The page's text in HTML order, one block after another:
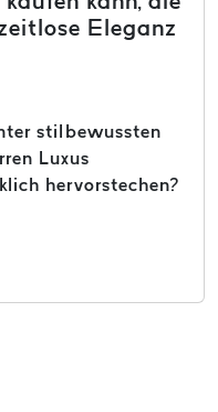
Eleganz
stilbewussten
Luxus
hervorstechen?